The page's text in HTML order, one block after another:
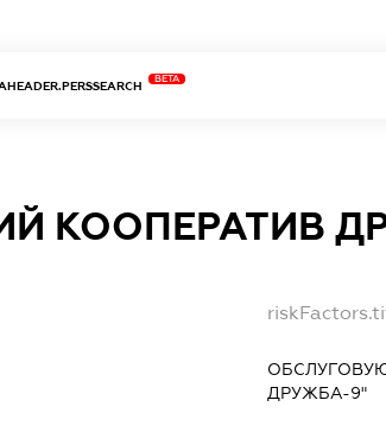
BETA
КООПЕРАТИВ
ДРУЖБА-9"